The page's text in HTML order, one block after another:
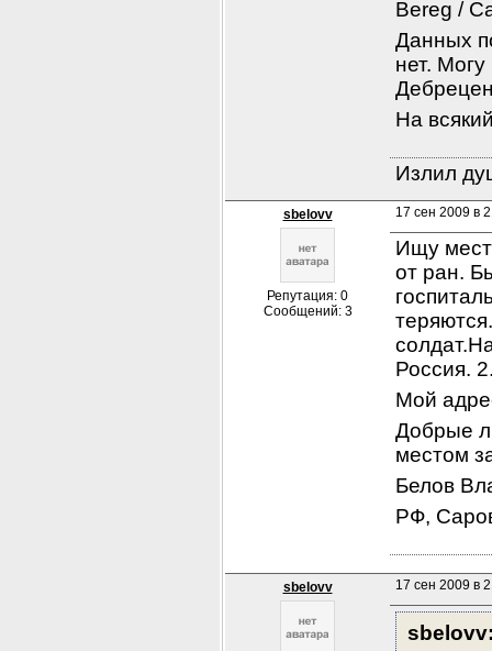
Bereg /
Данных
нет.
На
Излил
sbelovv
Репутация: 0
Сообщений: 3
17 сен 2009 в
Ищу
от ран.
Россия.
Мой
Добрые
местом
Белов
РФ,
sbelovv 17 сен 2009 в